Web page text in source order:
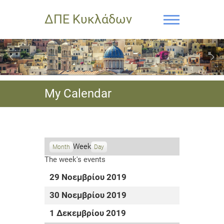
ΔΠΕ Κυκλάδων
My Calendar
Month Week Day
The week's events
29 Νοεμβρίου 2019
30 Νοεμβρίου 2019
1 Δεκεμβρίου 2019